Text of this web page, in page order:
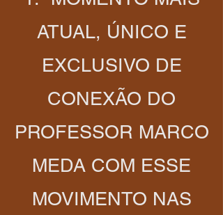
ATUAL, ÚNICO E
EXCLUSIVO DE
CONEXÃO DO
PROFESSOR MARCO
MEDA COM ESSE
MOVIMENTO NAS